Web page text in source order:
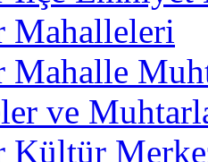
Mahalleleri
Mahalle
ve
Kültür